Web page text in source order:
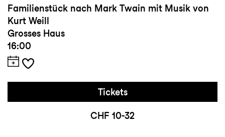
Familienstück nach Mark Twain mit Musik von
Kurt Weill
Grosses Haus
16:00
Tickets
CHF 10-32